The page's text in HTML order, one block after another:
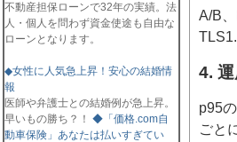
A/B
4.
p95
ごと
不動産担保ローンで32年の実績。法
人・個人を問わず資金使途も自由な
ローンとなります。
◆女性に人気急上昇！安心の結婚情
報
医師や弁護士との結婚例が急上昇。
早いもの勝ち？！ ◆「価格.com自
動車保険」あなたは払いすぎてい